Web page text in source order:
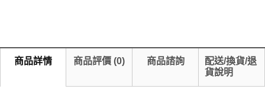
商品詳情 商品評價 (0) 商品諮詢
配送/換貨/退
貨說明